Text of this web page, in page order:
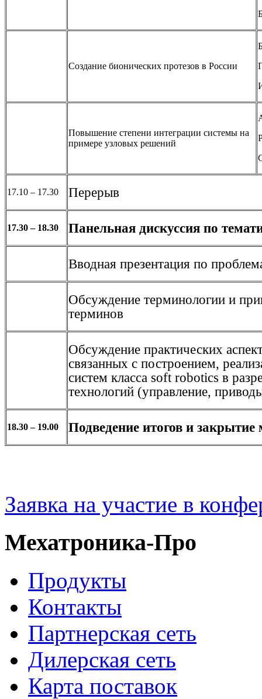
Создание бионических протезов в России
Повышение степени интеграции системы на
примере узловых решений
17.10 – 17.30 Перерыв
17.30 – 18.30 Панельная дискуссия по
Вводная презентация по
Обсуждение терминологии и
терминов
Обсуждение практических
связанных с построением,
систем класса soft robotics в
технологий (управление,
18.30 – 19.00 Подведение итогов и закрытие
Заявка на участие в
Мехатроника-Про
Продукты
Контакты
Партнерская сеть
Дилерская сеть
Карта поставок